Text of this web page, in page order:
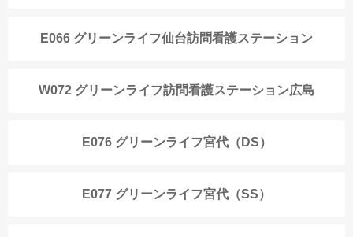
E066 グリーンライフ仙台訪問看護ステーション
W072 グリーンライフ訪問看護ステーション広島
E076 グリーンライフ宮代（DS）
E077 グリーンライフ宮代（SS）